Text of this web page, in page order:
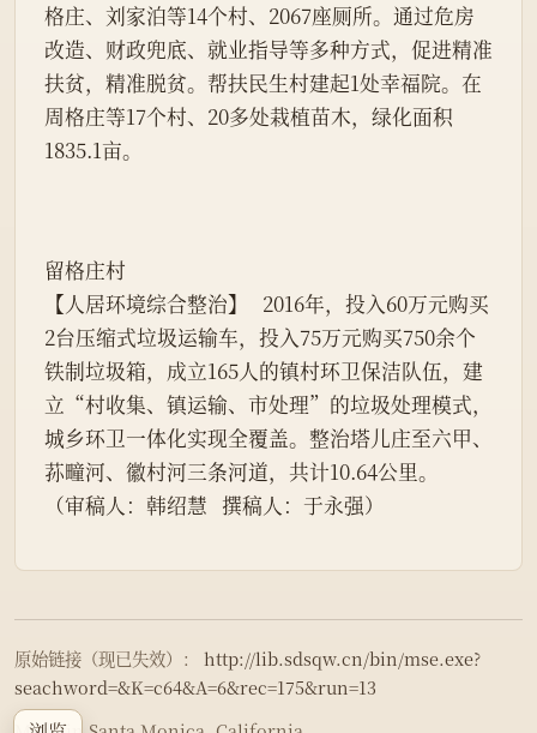
格庄、刘家泊等14个村、2067座厕所。通过危房
改造、财政兜底、就业指导等多种方式，促进精准
扶贫，精准脱贫。帮扶民生村建起1处幸福院。在
周格庄等17个村、20多处栽植苗木，绿化面积
1835.1亩。
留格庄村
【人居环境综合整治】   2016年，投入60万元购买
2台压缩式垃圾运输车，投入75万元购买750余个
铁制垃圾箱，成立165人的镇村环卫保洁队伍，建
立“村收集、镇运输、市处理”的垃圾处理模式，
城乡环卫一体化实现全覆盖。整治塔儿庄至六甲、
荪疃河、徽村河三条河道，共计10.64公里。
（审稿人：韩绍慧   撰稿人：于永强）
原始链接（现已失效）：
http://lib.sdsqw.cn/bin/mse.exe?
seachword=&K=c64&A=6&rec=175&run=13